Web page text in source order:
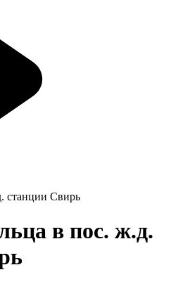
станции Свирь
в пос. ж.д.